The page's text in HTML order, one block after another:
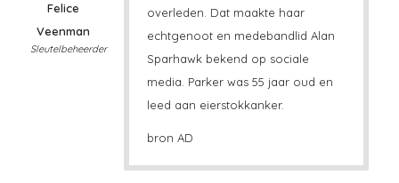
Felice
Veenman
Sleutelbeheerder
overleden. Dat maakte haar
echtgenoot en medebandlid Alan
Sparhawk bekend op sociale
media. Parker was 55 jaar oud en
leed aan eierstokkanker.
bron AD